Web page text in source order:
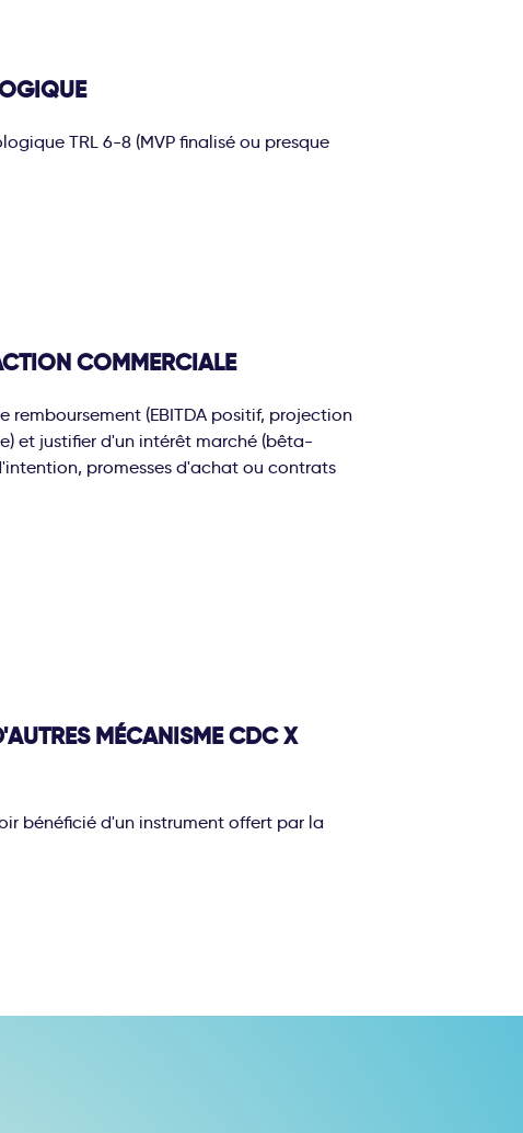
TRL 6-8 (MVP finalisé ou presque
COMMERCIALE
remboursement (EBITDA positif, projection
et justifier d'un intérêt marché (bêta-
promesses d'achat ou contrats
MÉCANISME CDC X
bénéficié d'un instrument offert par la